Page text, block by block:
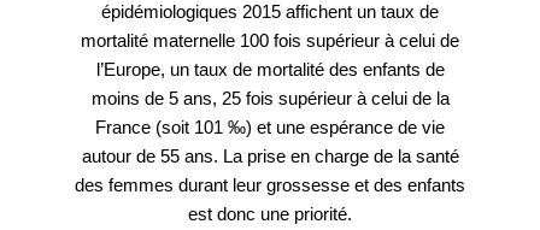
épidémiologiques 2015 affichent un taux de
mortalité maternelle 100 fois supérieur à celui de
l’Europe, un taux de mortalité des enfants de
moins de 5 ans, 25 fois supérieur à celui de la
France (soit 101 ‰) et une espérance de vie
autour de 55 ans. La prise en charge de la santé
des femmes durant leur grossesse et des enfants
est donc une priorité.